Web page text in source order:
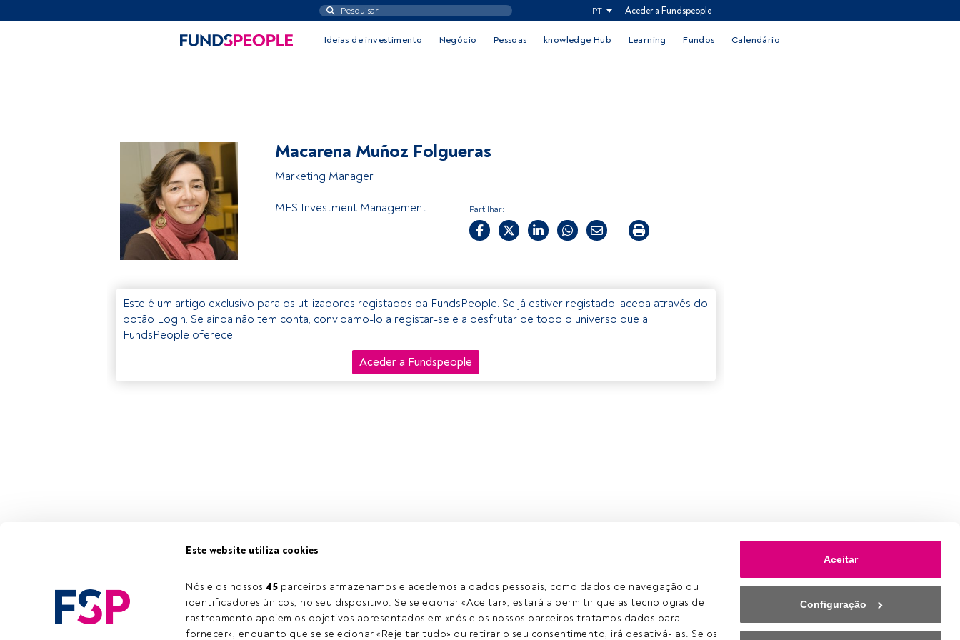
Este website utiliza cookies
Nós e os nossos 45 parceiros armazenamos e acedemos a dados pessoais, como dados de navegação ou
identificadores únicos, no seu dispositivo. Se selecionar «Aceitar», estará a permitir que as tecnologias de
rastreamento apoiem os objetivos apresentados em «nós e os nossos parceiros tratamos dados para
fornecer», enquanto que se selecionar «Rejeitar tudo» ou retirar o seu consentimento, irá desativá-las. Se os
Aceitar
Configuração
PT Aceder a Fundspeople
Ideias de investimento Negócio Pessoas knowledge Hub Learning Fundos Calendário
Macarena Muñoz Folgueras
Marketing Manager
MFS Investment Management Partilhar:
Este é um artigo exclusivo para os utilizadores registados da FundsPeople. Se já estiver registado, aceda através do
botão Login. Se ainda não tem conta, convidamo-lo a registar-se e a desfrutar de todo o universo que a
FundsPeople oferece.
Aceder a Fundspeople